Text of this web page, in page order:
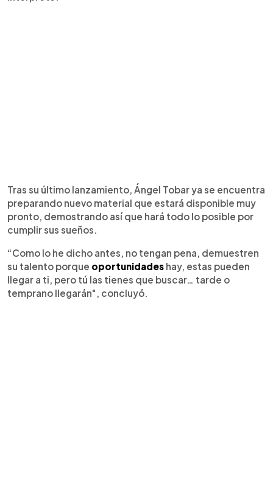
Tras su último lanzamiento, Ángel Tobar ya se encuentra
preparando nuevo material que estará disponible muy
pronto, demostrando así que hará todo lo posible por
cumplir sus sueños.
“Como lo he dicho antes, no tengan pena, demuestren
su talento porque oportunidades hay, estas pueden
llegar a ti, pero tú las tienes que buscar… tarde o
temprano llegarán", concluyó.